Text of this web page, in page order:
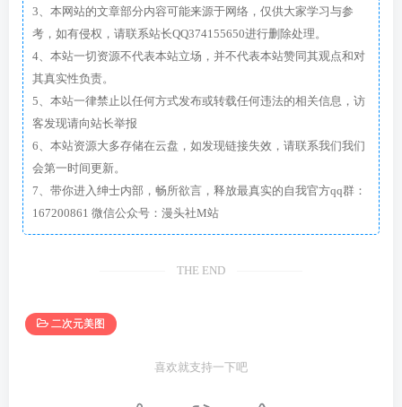
3、本网站的文章部分内容可能来源于网络，仅供大家学习与参
考，如有侵权，请联系站长QQ374155650进行删除处理。
4、本站一切资源不代表本站立场，并不代表本站赞同其观点和对
其真实性负责。
5、本站一律禁止以任何方式发布或转载任何违法的相关信息，访
客发现请向站长举报
6、本站资源大多存储在云盘，如发现链接失效，请联系我们我们
会第一时间更新。
7、带你进入绅士内部，畅所欲言，释放最真实的自我官方qq群：
167200861 微信公众号：漫头社M站
THE END
二次元美图
喜欢就支持一下吧